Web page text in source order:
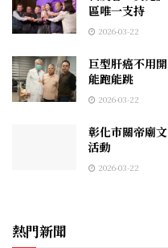
區唯一支持
2026-03-22
巨型肝癌不用
能跑能跳
2026-03-22
彰化市關帝廟
活動
2026-03-22
熱門新聞